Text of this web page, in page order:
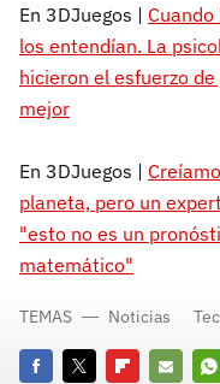
En 3DJuegos |
los entendían. La
hicieron el esfuerzo
mejor
En 3DJuegos |
planeta, pero un
"esto no es un
matemático"
TEMAS Noticias